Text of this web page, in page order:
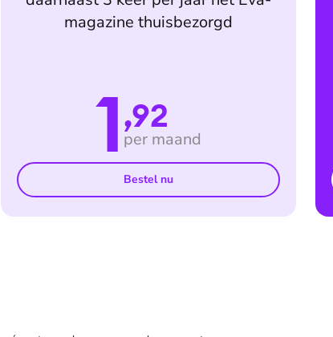
magazine thuisbezorgd
1,92
per maand
Bestel nu